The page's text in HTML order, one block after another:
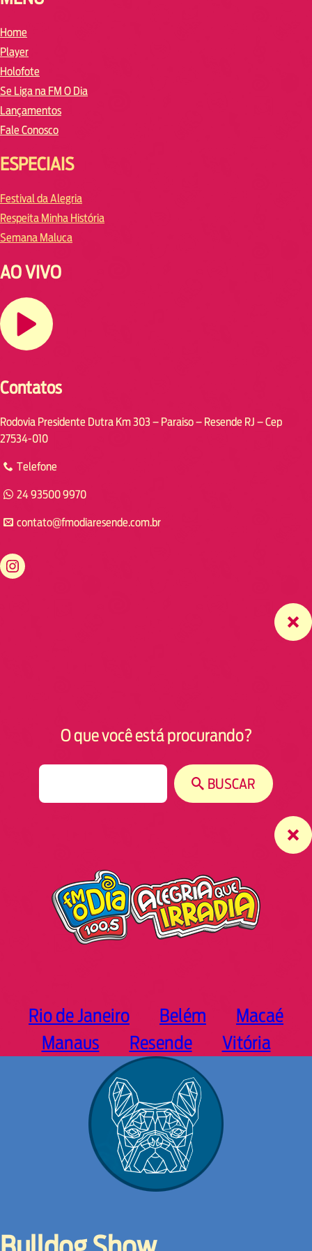
Home
Player
Holofote
Se Liga na FM O Dia
Lançamentos
Fale Conosco
ESPECIAIS
Festival da Alegria
Respeita Minha História
Semana Maluca
AO VIVO
Contatos
Rodovia Presidente Dutra Km 303 – Paraiso – Resende RJ – Cep
27534-010
Telefone
24 93500 9970
contato@fmodiaresende.com.br
https://www.instagram.com/fmodiaresende
O que você está procurando?
BUSCAR
Rio de Janeiro Belém
Macaé
Manaus
Resende Vitória